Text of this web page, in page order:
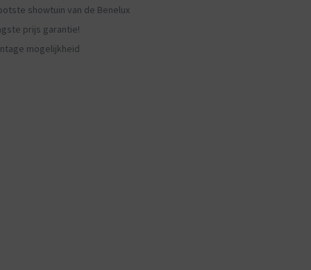
showtuin van de Benelux
prijs garantie!
mogelijkheid